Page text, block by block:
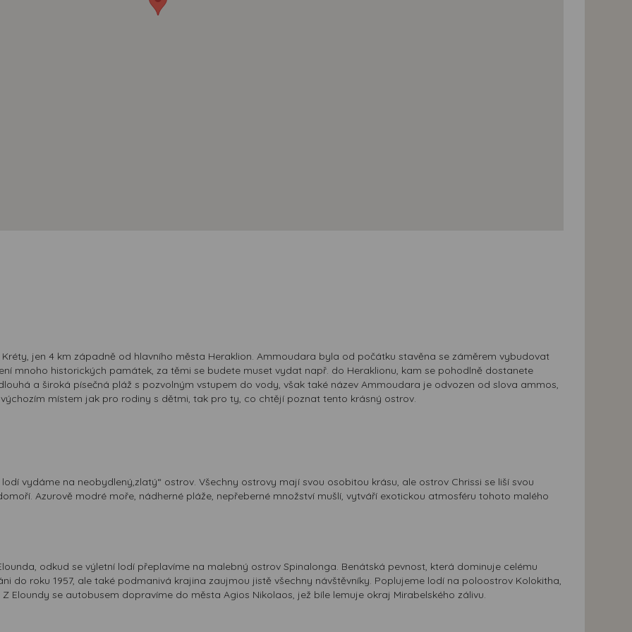
jen 4 km západně od hlavního města Heraklion. Ammoudara byla od počátku stavěna se záměrem vybudovat
mnoho historických památek, za těmi se budete muset vydat např. do Heraklionu, kam se pohodlně dostanete
a široká písečná pláž s pozvolným vstupem do vody, však také název Ammoudara je odvozen od slova ammos,
místem jak pro rodiny s dětmi, tak pro ty, co chtějí poznat tento krásný ostrov.
vydáme na neobydlený,zlatý“ ostrov. Všechny ostrovy mají svou osobitou krásu, ale ostrov Chrissi se liší svou
Azurově modré moře, nádherné pláže, nepřeberné množství mušlí, vytváří exotickou atmosféru tohoto malého
odkud se výletní lodí přeplavíme na malebný ostrov Spinalonga. Benátská pevnost, která dominuje celému
do roku 1957, ale také podmanivá krajina zaujmou jistě všechny návštěvníky. Poplujeme lodí na poloostrov Kolokitha,
Eloundy se autobusem dopravíme do města Agios Nikolaos, jež bíle lemuje okraj Mirabelského zálivu.